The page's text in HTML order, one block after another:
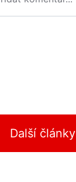
Další články